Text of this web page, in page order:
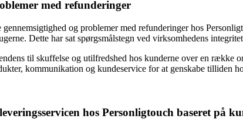
med refunderinger
og problemer med refunderinger hos
Dette har sat spørgsmålstegn ved virksomhedens
til skuffelse og utilfredshed hos kunderne over en
kommunikation og kundeservice for at genskabe tilliden
hos Personligtouch baseret på